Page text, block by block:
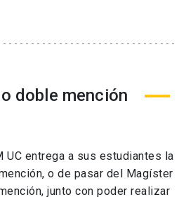
doble mención
entrega a sus estudiantes la
o de pasar del Magíster
junto con poder realizar